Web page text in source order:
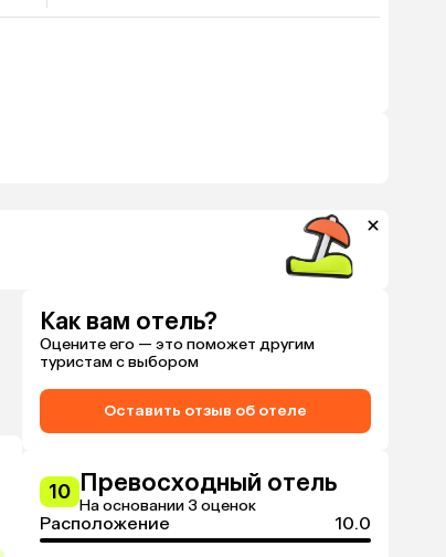
Как вам отель?
Оцените его — это поможет другим
туристам с выбором
Оставить отзыв об отеле
10 Превосходный отель
На основании 3 оценок
Расположение 10.0